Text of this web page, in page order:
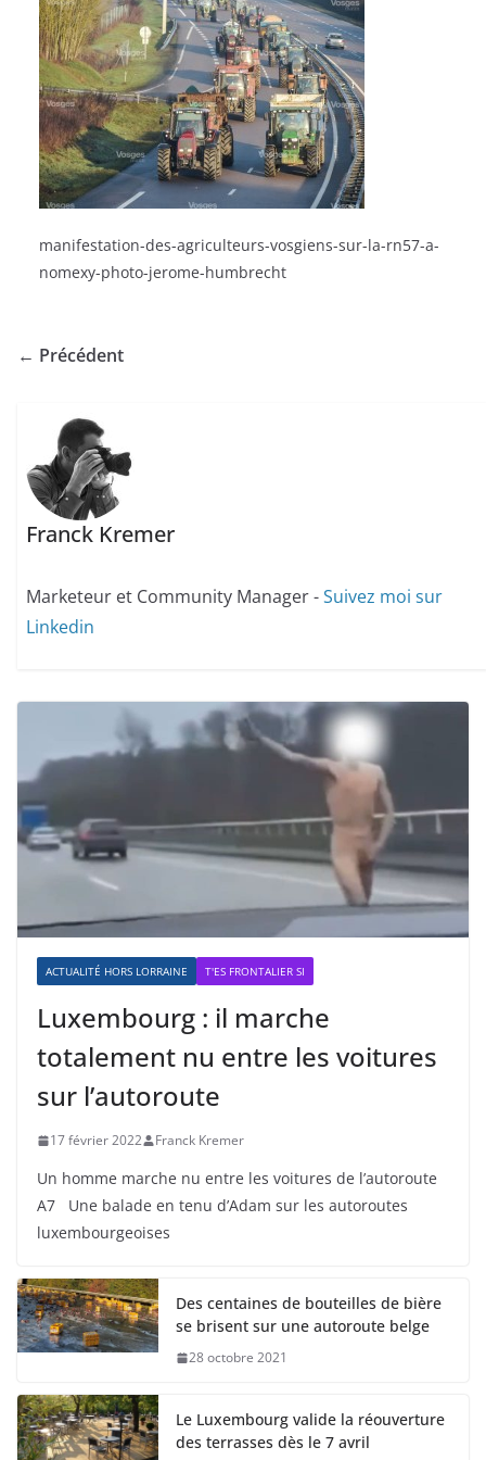
manifestation-des-agriculteurs-vosgiens-sur-la-rn57-a-
nomexy-photo-jerome-humbrecht
← Précédent
Franck Kremer
Marketeur et Community Manager -Suivez moi sur
Linkedin
ACTUALITÉ HORS LORRAINE T'ES FRONTALIER SI
Luxembourg : il marche
totalement nu entre les voitures
sur l’autoroute
17 février 2022 Franck Kremer
Un homme marche nu entre les voitures de l’autoroute
A7 Une balade en tenu d’Adam sur les autoroutes
luxembourgeoises
Des centaines de bouteilles de bière
se brisent sur une autoroute belge
28 octobre 2021
Le Luxembourg valide la réouverture
des terrasses dès le 7 avril